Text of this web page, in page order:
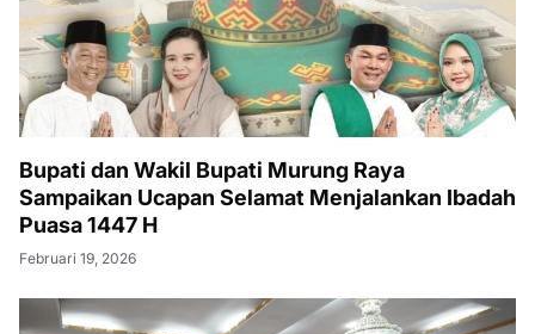
Bupati dan Wakil Bupati Murung Raya
Sampaikan Ucapan Selamat Menjalankan Ibadah
Puasa 1447 H
Februari 19, 2026